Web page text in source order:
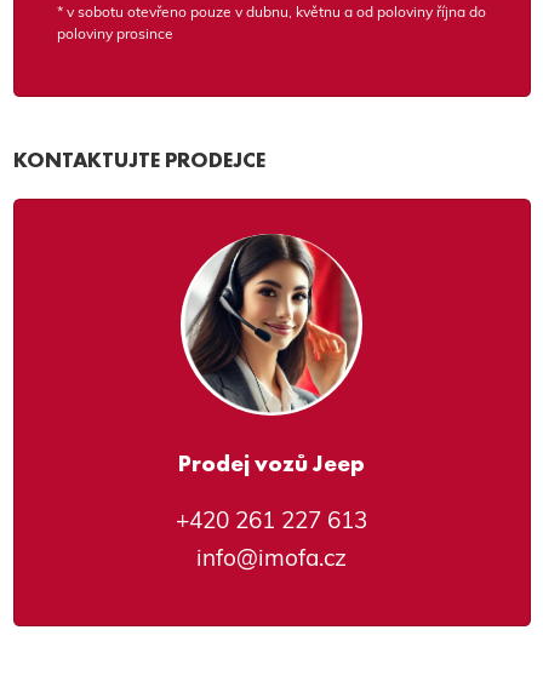
* v sobotu otevřeno pouze v dubnu, květnu a od poloviny října do
poloviny prosince
KONTAKTUJTE PRODEJCE
Prodej vozů Jeep
+420 261 227 613
info@imofa.cz